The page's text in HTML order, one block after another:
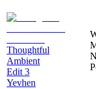
Thoughtful
Ambient
Edit 3
Yevhen